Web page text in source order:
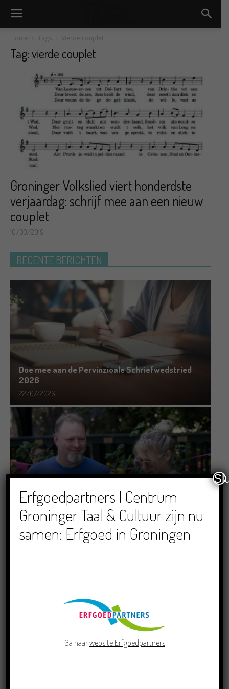
Home Tags Vierde couplet
Tag: vierde couplet
Groninger Volkslied viert honderdste
verjaardag: schrijf mee aan een nieuw
couplet
10/03/2019
RECENTE BERICHTEN
Doe mee aan de Pervinzioale Schriefwedstried
2026
22/07/2026
Dichters in de Prinsentuin: Verslag Zomor Wat
Ommaans
29/06/2026
Crowdfunding voor bijzonder kinderboek met
Erfgoedpartners | Centrum
Groninger Taal & Cultuur zijn nu
samen: Erfgoed in Groningen
Ga naarwebsite Erfgoedpartners